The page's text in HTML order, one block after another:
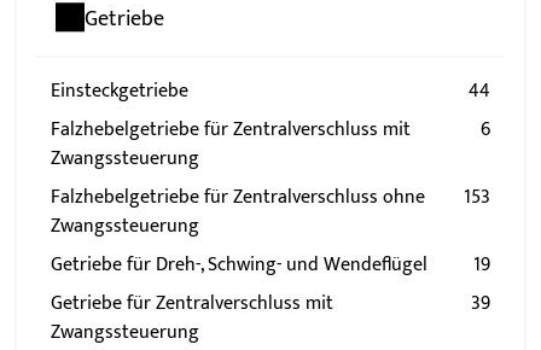
Getriebe
Einsteckgetriebe
44
Falzhebelgetriebe für Zentralverschluss mit
Zwangssteuerung
6
Falzhebelgetriebe für Zentralverschluss ohne
Zwangssteuerung
153
Getriebe für Dreh-, Schwing- und Wendeflügel
19
Getriebe für Zentralverschluss mit
Zwangssteuerung
39